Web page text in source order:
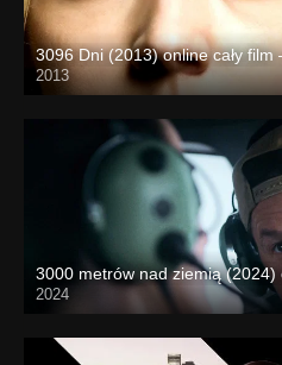
3096 Dni (2013) online cały film
2013
3000 metrów nad ziemią (2024)
2024